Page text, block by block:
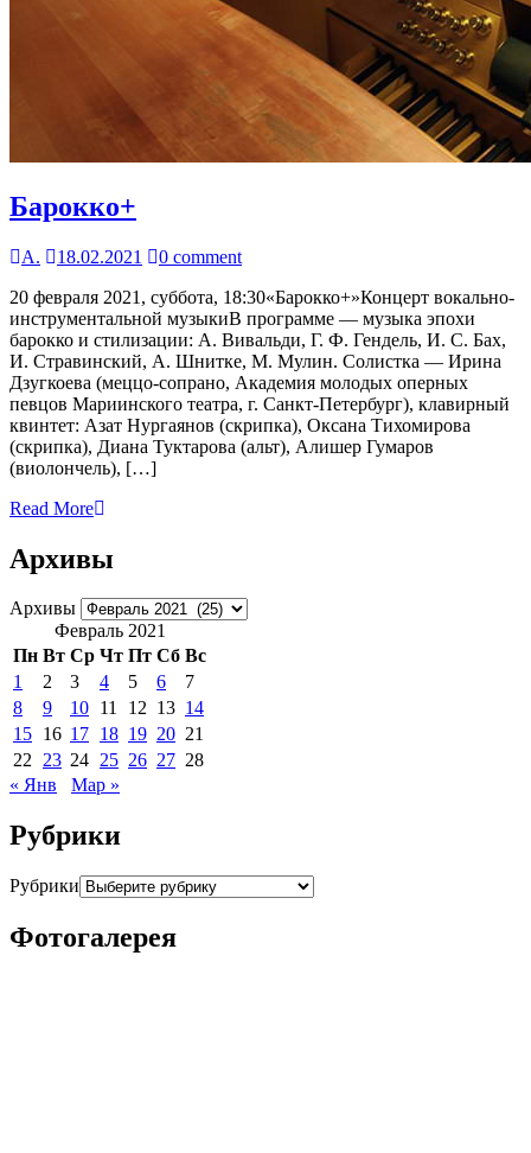
Барокко+
А. 18.02.2021
0 comment
20 февраля 2021, суббота, 18:30«Барокко+»Концерт вокально-
инструментальной музыкиВ программе — музыка эпохи
барокко и стилизации: А. Вивальди, Г. Ф. Гендель, И. С. Бах,
И. Стравинский, А. Шнитке, М. Мулин. Солистка — Ирина
Дзугкоева (меццо-сопрано, Академия молодых оперных
певцов Мариинского театра, г. Санкт-Петербург), клавирный
квинтет: Азат Нургаянов (скрипка), Оксана Тихомирова
(скрипка), Диана Туктарова (альт), Алишер Гумаров
(виолончель), […]
Read More
Архивы
Архивы
Февраль 2021
Пн Вт Ср Чт Пт Сб Вс
1
2 3 4 5 6
7
8
9 10 11 12 13 14
15 16 17 18 19 20 21
22 23 24 25 26 27 28
« Янв
Мар »
Рубрики
Рубрики
Фотогалерея